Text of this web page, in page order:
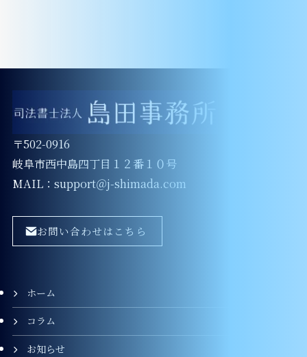
〒502-0916
岐阜市西中島四丁目１２番１０号
MAIL：support＠j-shimada.com
お問い合わせはこちら
ホーム
コラム
お知らせ